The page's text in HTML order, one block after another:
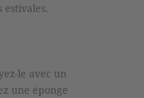
le avec un
une éponge